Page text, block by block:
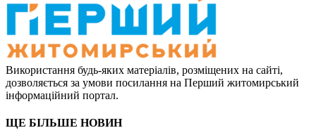
Використання будь-яких матеріалів, розміщених на сайті,
дозволяється за умови посилання на Перший житомирський
інформаційний портал.
ЩЕ БІЛЬШЕ НОВИН